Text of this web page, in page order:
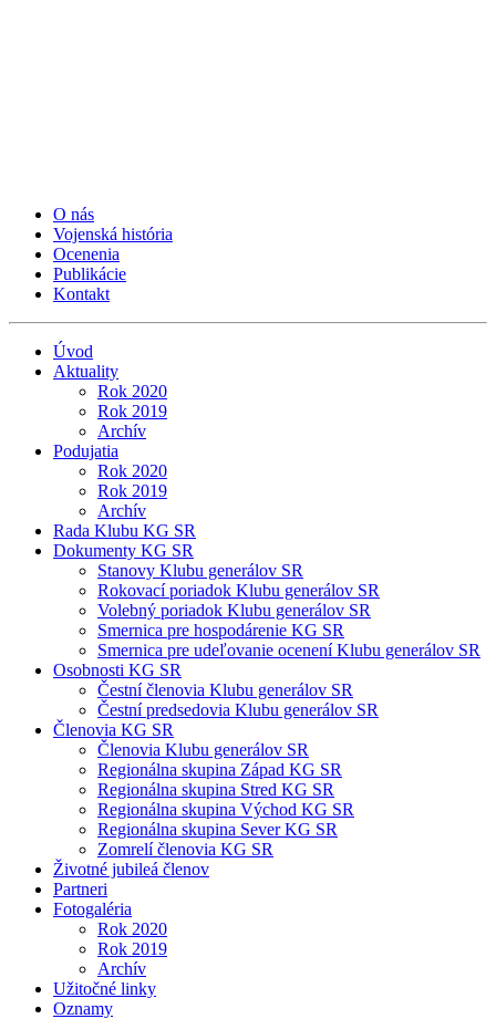
O nás
Vojenská história
Ocenenia
Publikácie
Kontakt
Úvod
Aktuality
Rok 2020
Rok 2019
Archív
Podujatia
Rok 2020
Rok 2019
Archív
Rada Klubu KG SR
Dokumenty KG SR
Stanovy Klubu generálov SR
Rokovací poriadok Klubu generálov SR
Volebný poriadok Klubu generálov SR
Smernica pre hospodárenie KG SR
Smernica pre udeľovanie ocenení Klubu generálov SR
Osobnosti KG SR
Čestní členovia Klubu generálov SR
Čestní predsedovia Klubu generálov SR
Členovia KG SR
Členovia Klubu generálov SR
Regionálna skupina Západ KG SR
Regionálna skupina Stred KG SR
Regionálna skupina Východ KG SR
Regionálna skupina Sever KG SR
Zomrelí členovia KG SR
Životné jubileá členov
Partneri
Fotogaléria
Rok 2020
Rok 2019
Archív
Užitočné linky
Oznamy